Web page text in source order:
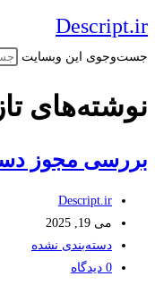
پرش
به
محتوا
Descript.ir
جست‌وجوی این وبسایت
نوشته‌های
بررسی مجوز
نویسندهٔ
نوشته:
Descript.ir
نوشته
منتشر
شده
می 19, 2025
دسته‌
نوشته:
دسته‌بندی نشده
نظرات
0 دیدگاه